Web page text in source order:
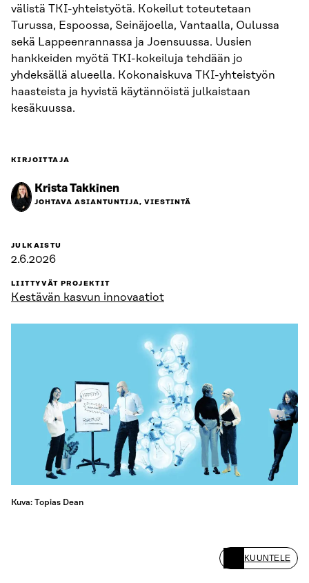
välistä TKI-yhteistyötä. Kokeilut toteutetaan
Turussa, Espoossa, Seinäjoella, Vantaalla, Oulussa
sekä Lappeenrannassa ja Joensuussa. Uusien
hankkeiden myötä TKI-kokeiluja tehdään jo
yhdeksällä alueella. Kokonaiskuva TKI-yhteistyön
haasteista ja hyvistä käytännöistä julkaistaan
kesäkuussa.
KIRJOITTAJA
Krista Takkinen
JOHTAVA ASIANTUNTIJA, VIESTINTÄ
JULKAISTU
2.6.2026
LIITTYVÄT PROJEKTIT
Kestävän kasvun innovaatiot
Kuva: Topias Dean
KUUNTELE